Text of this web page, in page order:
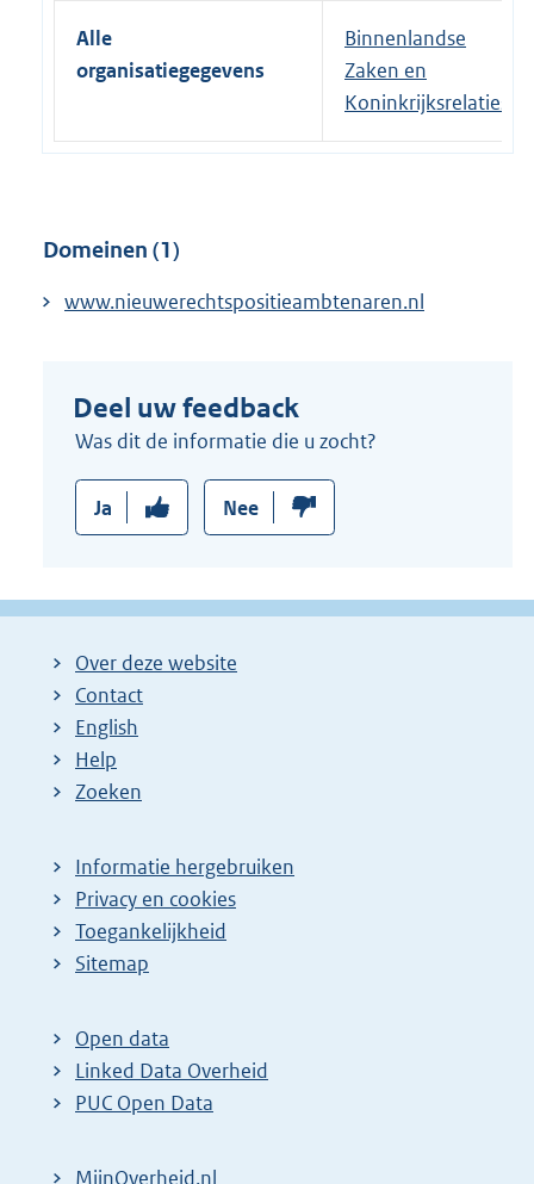
Alle
organisatiegegevens
Binnenlandse
Zaken en
Koninkrijksrelaties
Domeinen (1)
www.nieuwerechtspositieambtenaren.nl
Deel uw feedback
Was dit de informatie die u zocht?
Ja Nee
Over deze website
Contact
English
Help
Zoeken
Informatie hergebruiken
Privacy en cookies
Toegankelijkheid
Sitemap
Open data
Linked Data Overheid
PUC Open Data
MijnOverheid.nl